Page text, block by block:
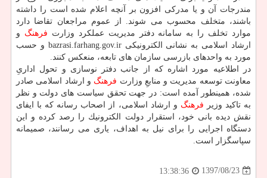
مندرجات آن و یا مدركی افزون بر آنچه اعلام شده است را داشته
باشند، متخلف محسوب می­ شوند. از عموم مراجعان تقاضا دارد
موارد تخلف را به سامانه­ دفتر مدیریت عملكرد وزارت فرهنگ و
ارشاد اسلامی به نشانی الكترونیكی bazrasi.farhang.gov.ir و حسب
مورد به واحدهای بازرسی سازمان­ های تابعه، منعكس كنند.
در اطلاعیه مورد اشاره كه از جانب دفتر نوسازی و تحول اداریِ
معاونت توسعه مدیریت و منابعِ وزارت فرهنگ و ارشاد اسلامی صادر
شده، همینطور آمده است: در جهت تحقق سیاست­ های دولت و نظر
به تاكید وزیر فرهنگ و ارشاد اسلامی، از اصحاب رسانه كه با ایفای
نقش دیده ­بانی خود، استقرار دولت الكترونیك را رصد كرده و این
دستگاه اجرایی را برای نیل به اهداف، یاری می رسانند، صمیمانه
سپاسگزار است.
1397/08/23
13:38:36